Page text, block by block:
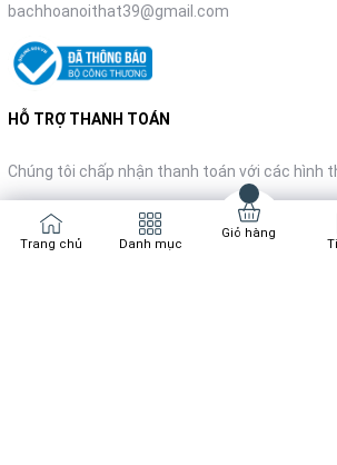
bachhoanoithat39@gmail.com
HỖ TRỢ THANH TOÁN
Chúng tôi chấp nhận thanh toán với các hình
Trang chủ Danh mục
Giỏ hàng